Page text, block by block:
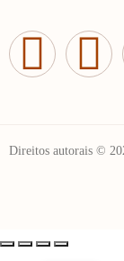
Direitos autorais ©